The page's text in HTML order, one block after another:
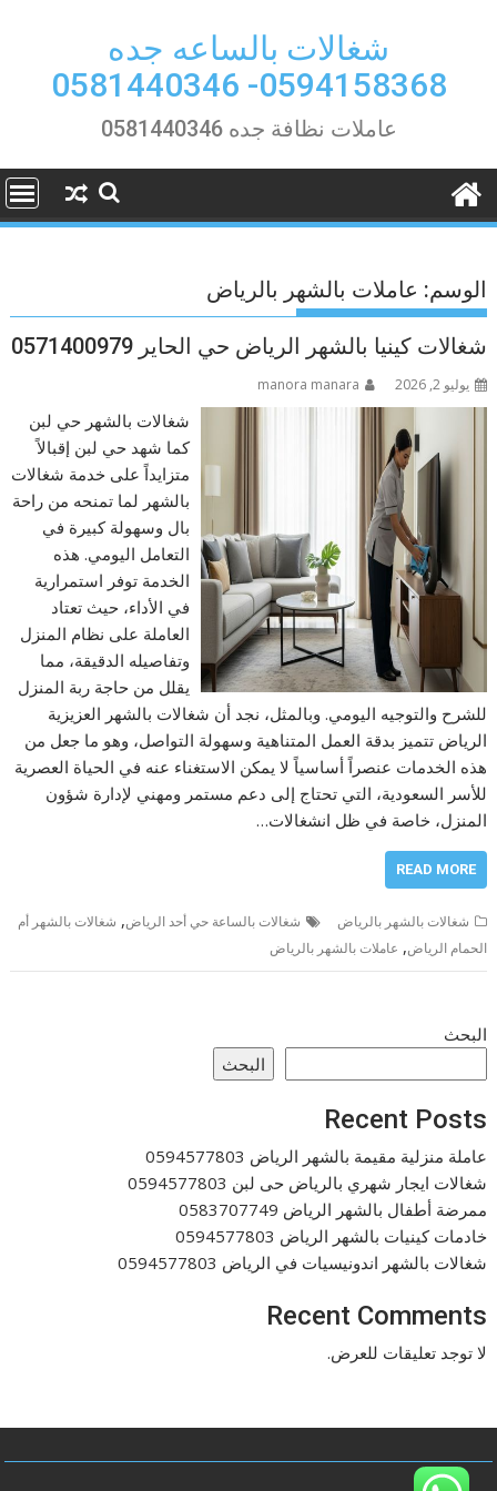
شغالات بالساعه جده
0594158368- 0581440346
عاملات نظافة جده 0581440346
الوسم: عاملات بالشهر بالرياض
شغالات كينيا بالشهر الرياض حي الحاير 0571400979
يوليو 2, 2026 manora manara
شغالات بالشهر حي لبن
كما شهد حي لبن إقبالاً
متزايداً على خدمة شغالات
بالشهر لما تمنحه من راحة
بال وسهولة كبيرة في
التعامل اليومي. هذه
الخدمة توفر استمرارية
في الأداء، حيث تعتاد
العاملة على نظام المنزل
وتفاصيله الدقيقة، مما
يقلل من حاجة ربة المنزل
للشرح والتوجيه اليومي. وبالمثل، نجد أن شغالات بالشهر العزيزية
الرياض تتميز بدقة العمل المتناهية وسهولة التواصل، وهو ما جعل من
هذه الخدمات عنصراً أساسياً لا يمكن الاستغناء عنه في الحياة العصرية
للأسر السعودية، التي تحتاج إلى دعم مستمر ومهني لإدارة شؤون
المنزل، خاصة في ظل انشغالات…
READ MORE
شغالات بالشهر بالرياض شغالات بالساعة حي أحد الرياض, شغالات بالشهر أم
الحمام الرياض, عاملات بالشهر بالرياض
البحث
البحث
Recent Posts
عاملة منزلية مقيمة بالشهر الرياض 0594577803
شغالات ايجار شهري بالرياض حى لبن 0594577803
ممرضة أطفال بالشهر الرياض 0583707749
خادمات كينيات بالشهر الرياض 0594577803
شغالات بالشهر اندونيسيات في الرياض 0594577803
Recent Comments
لا توجد تعليقات للعرض.